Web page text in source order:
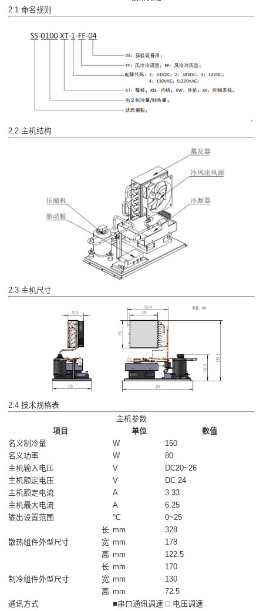
2.1 命名规则
2.2 主机结构
2.3 主机尺寸
2.4 技术规格表
主机参数
项目
单位
数值
名义制冷量
W
150
名义功率
W
80
主机输入电压
V
DC20~26
主机额定电压
V
DC 24
主机额定电流
A
3.33
主机最大电流
A
6.25
输出设置范围
°C 0~25
散热组件外型尺寸
长 mm
328
宽 mm
178
高 mm 122.5
制冷组件外型尺寸
长 mm
170
宽 mm
130
高 mm
72.5
通讯方式
■串口通讯调速 □ 电压调速